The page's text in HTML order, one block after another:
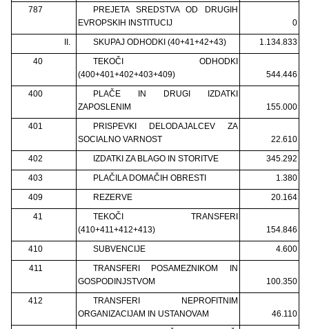
787
PREJETA SREDSTVA OD DRUGIH
EVROPSKIH INSTITUCIJ
0
II.
SKUPAJ ODHODKI (40+41+42+43)
1.134.833
40
TEKOČI ODHODKI
(400+401+402+403+409)
544.446
400
PLAČE IN DRUGI IZDATKI
ZAPOSLENIM
155.000
401
PRISPEVKI DELODAJALCEV ZA
SOCIALNO VARNOST
22.610
402
IZDATKI ZA BLAGO IN STORITVE
345.292
403
PLAČILA DOMAČIH OBRESTI
1.380
409
REZERVE
20.164
41
TEKOČI TRANSFERI
(410+411+412+413)
154.846
410
SUBVENCIJE
4.600
411
TRANSFERI POSAMEZNIKOM IN
GOSPODINJSTVOM
100.350
412
TRANSFERI NEPROFITNIM
ORGANIZACIJAM IN USTANOVAM
46.110